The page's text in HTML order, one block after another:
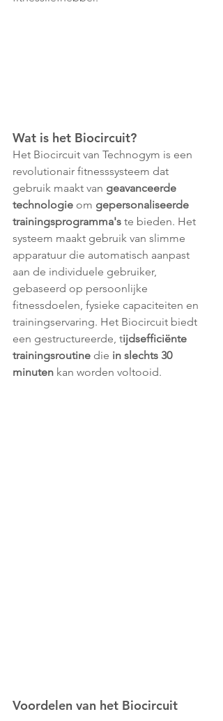
Wat is het Biocircuit?
Het Biocircuit van Technogym is een
revolutionair fitnesssysteem dat
gebruik maakt van geavanceerde
technologie om gepersonaliseerde
trainingsprogramma's te bieden. Het
systeem maakt gebruik van slimme
apparatuur die automatisch aanpast
aan de individuele gebruiker,
gebaseerd op persoonlijke
fitnessdoelen, fysieke capaciteiten en
trainingservaring. Het Biocircuit biedt
een gestructureerde, tijdsefficiënte
trainingsroutine die in slechts 30
minuten kan worden voltooid.
Voordelen van het Biocircuit